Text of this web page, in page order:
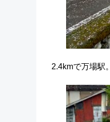
2.4kmで万場駅。